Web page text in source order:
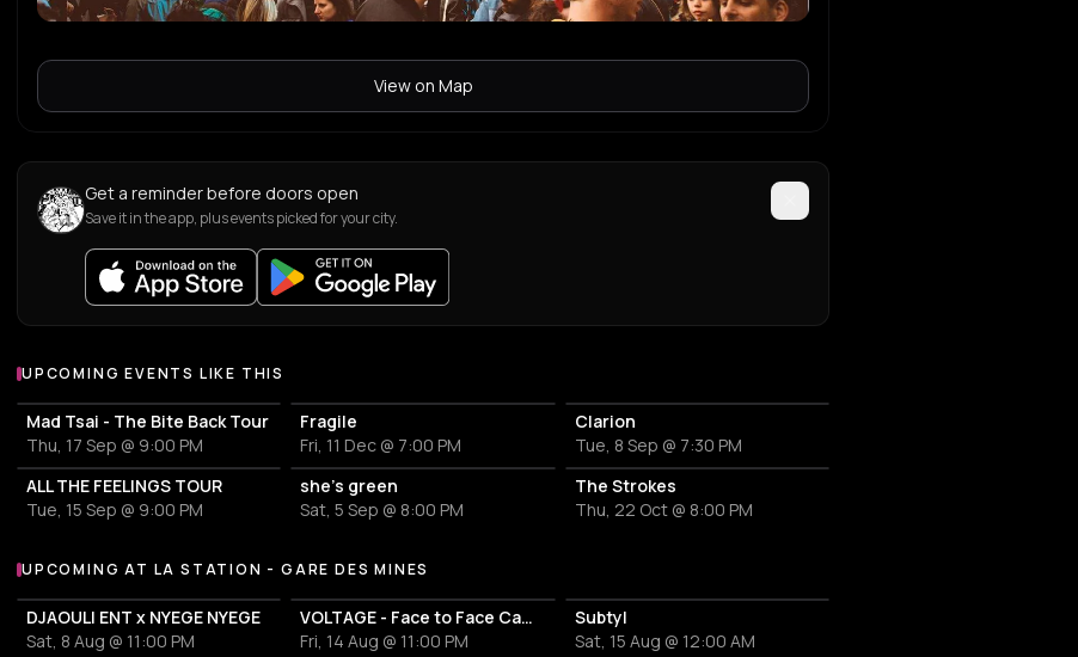
View on Map
Get a reminder before doors open
Save it in the app, plus events picked for your city.
UPCOMING EVENTS LIKE THIS
Mad Tsai - The Bite Back Tour
Thu, 17 Sep @ 9:00 PM
Fragile
Fri, 11 Dec @ 7:00 PM
Clarion
Tue, 8 Sep @ 7:30 PM
ALL THE FEELINGS TOUR
Tue, 15 Sep @ 9:00 PM
she’s green
Sat, 5 Sep @ 8:00 PM
The Strokes
Thu, 22 Oct @ 8:00 PM
More events at La Station - Gare des mines
UPCOMING AT LA STATION - GARE DES MINES
DJAOULI ENT x NYEGE NYEGE
Sat, 8 Aug @ 11:00 PM
VOLTAGE - Face to Face Camion Bazar
Fri, 14 Aug @ 11:00 PM
Subtyl
Sat, 15 Aug @ 12:00 AM